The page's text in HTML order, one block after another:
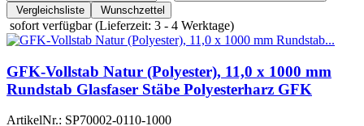
Vergleichsliste
Wunschzettel
sofort verfügbar(Lieferzeit: 3 - 4 Werktage)
GFK-Vollstab Natur (Polyester), 11,0 x 1000 mm
Rundstab Glasfaser Stäbe Polyesterharz GFK
ArtikelNr.: SP70002-0110-1000